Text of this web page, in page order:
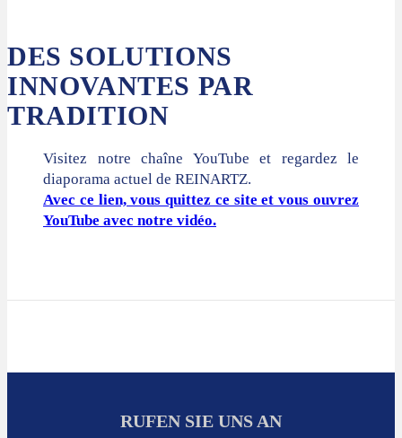
DES SOLUTIONS
INNOVANTES PAR
TRADITION
Visitez notre chaîne YouTube et regardez le
diaporama actuel de REINARTZ.
Avec ce lien, vous quittez ce site et vous ouvrez
YouTube avec notre vidéo.
RUFEN SIE UNS AN